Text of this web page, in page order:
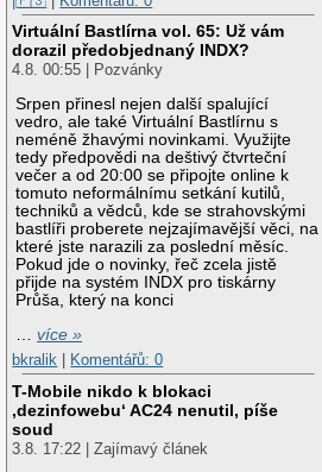
Virtuální Bastlírna vol. 65: Už vám
dorazil předobjednaný INDX?
4.8. 00:55 | Pozvánky
Srpen přinesl nejen další spalující
vedro, ale také Virtuální Bastlírnu s
neméně žhavými novinkami. Využijte
tedy předpovědi na deštivý čtvrteční
večer a od 20:00 se připojte online k
tomuto neformálnímu setkání kutilů,
techniků a vědců, kde se strahovskými
bastlíři proberete nejzajímavější věci, na
které jste narazili za poslední měsíc.
Pokud jde o novinky, řeč zcela jistě
přijde na systém INDX pro tiskárny
Průša, který na konci
…více »
bkralik
Komentářů: 0
T-Mobile nikdo k blokaci
‚dezinfowebu‘ AC24 nenutil, píše
soud
3.8. 17:22 | Zajímavý článek